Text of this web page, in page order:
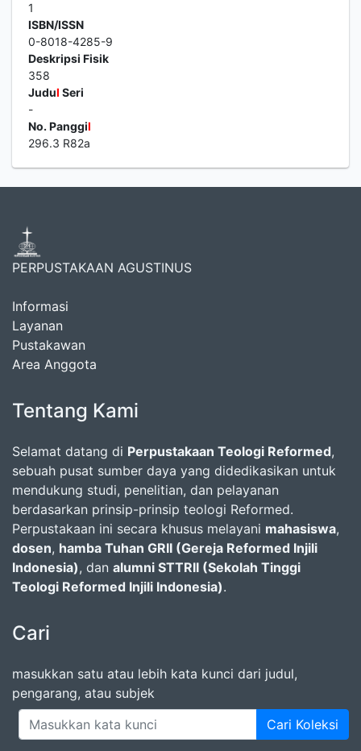
1
ISBN/ISSN
0-8018-4285-9
Deskripsi Fisik
358
Judul Seri
-
No. Panggil
296.3 R82a
PERPUSTAKAAN AGUSTINUS
Informasi
Layanan
Pustakawan
Area Anggota
Tentang Kami
Selamat datang di Perpustakaan Teologi Reformed,
sebuah pusat sumber daya yang didedikasikan untuk
mendukung studi, penelitian, dan pelayanan
berdasarkan prinsip-prinsip teologi Reformed.
Perpustakaan ini secara khusus melayani mahasiswa,
dosen, hamba Tuhan GRII (Gereja Reformed Injili
Indonesia), dan alumni STTRII (Sekolah Tinggi
Teologi Reformed Injili Indonesia).
Cari
masukkan satu atau lebih kata kunci dari judul,
pengarang, atau subjek
Cari Koleksi